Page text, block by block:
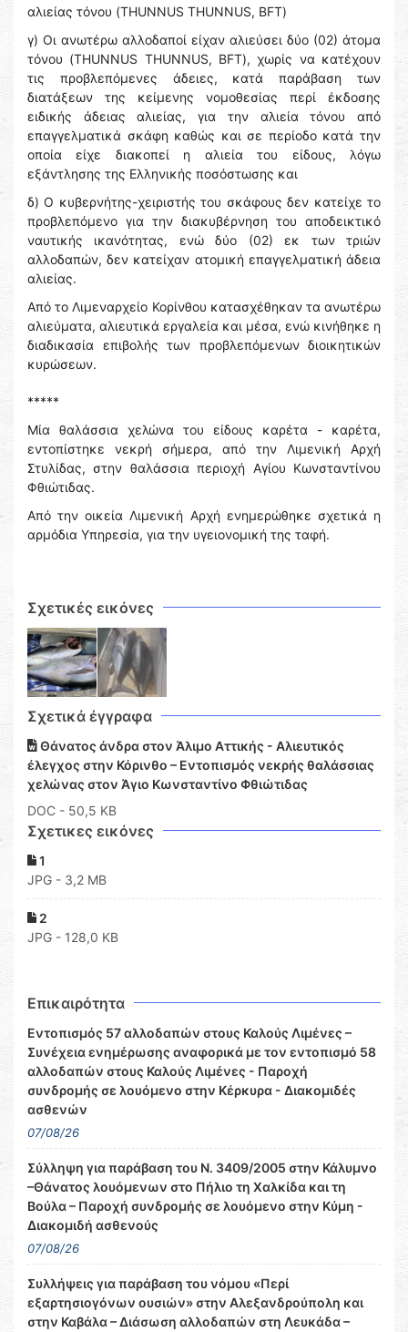
αλιείας τόνου (THUNNUS THUNNUS, BFT)
γ) Οι ανωτέρω αλλοδαποί είχαν αλιεύσει δύο (02) άτομα
τόνου (THUNNUS THUNNUS, BFT), χωρίς να κατέχουν
τις προβλεπόμενες άδειες, κατά παράβαση των
διατάξεων της κείμενης νομοθεσίας περί έκδοσης
ειδικής άδειας αλιείας, για την αλιεία τόνου από
επαγγελματικά σκάφη καθώς και σε περίοδο κατά την
οποία είχε διακοπεί η αλιεία του είδους, λόγω
εξάντλησης της Ελληνικής ποσόστωσης και
δ) Ο κυβερνήτης-χειριστής του σκάφους δεν κατείχε το
προβλεπόμενο για την διακυβέρνηση του αποδεικτικό
ναυτικής ικανότητας, ενώ δύο (02) εκ των τριών
αλλοδαπών, δεν κατείχαν ατομική επαγγελματική άδεια
αλιείας.
Από το Λιμεναρχείο Κορίνθου κατασχέθηκαν τα ανωτέρω
αλιεύματα, αλιευτικά εργαλεία και μέσα, ενώ κινήθηκε η
διαδικασία επιβολής των προβλεπόμενων διοικητικών
κυρώσεων.
*****
Μία θαλάσσια χελώνα του είδους καρέτα - καρέτα,
εντοπίστηκε νεκρή σήμερα, από την Λιμενική Αρχή
Στυλίδας, στην θαλάσσια περιοχή Αγίου Κωνσταντίνου
Φθιώτιδας.
Από την οικεία Λιμενική Αρχή ενημερώθηκε σχετικά η
αρμόδια Υπηρεσία, για την υγειονομική της ταφή.
Σχετικές εικόνες
Σχετικά έγγραφα
Θάνατος άνδρα στον Άλιμο Αττικής - Αλιευτικός
έλεγχος στην Κόρινθο – Εντοπισμός νεκρής θαλάσσιας
χελώνας στον Άγιο Κωνσταντίνο Φθιώτιδας
DOC - 50,5 KB
Σχετικες εικόνες
1
JPG - 3,2 MB
2
JPG - 128,0 KB
Επικαιρότητα
Εντοπισμός 57 αλλοδαπών στους Καλούς Λιμένες –
Συνέχεια ενημέρωσης αναφορικά με τον εντοπισμό 58
αλλοδαπών στους Καλούς Λιμένες - Παροχή
συνδρομής σε λουόμενο στην Κέρκυρα - Διακομιδές
ασθενών
07/08/26
Σύλληψη για παράβαση του Ν. 3409/2005 στην Κάλυμνο
–Θάνατος λουόμενων στο Πήλιο τη Χαλκίδα και τη
Βούλα – Παροχή συνδρομής σε λουόμενο στην Κύμη -
Διακομιδή ασθενούς
07/08/26
Συλλήψεις για παράβαση του νόμου «Περί
εξαρτησιογόνων ουσιών» στην Αλεξανδρούπολη και
στην Καβάλα – Διάσωση αλλοδαπών στη Λευκάδα –